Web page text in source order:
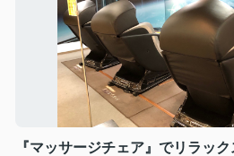
『マッサージチェア』でリラッ